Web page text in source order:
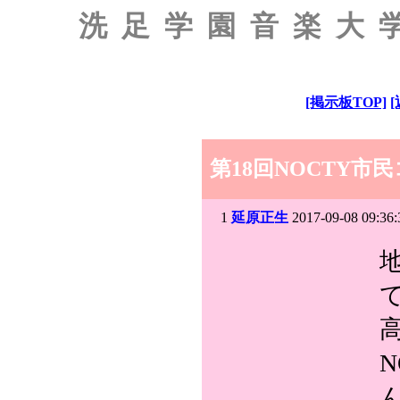
洗足学園音楽大
[掲示板TOP] [
第18回NOCTY市
1 延原正生 2017-09-08